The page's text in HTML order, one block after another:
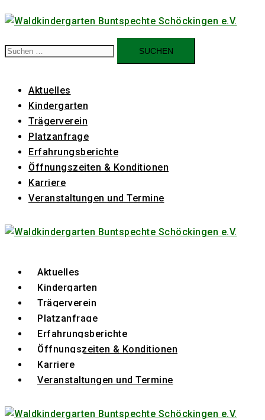
Zum
Inhalt
springen
Suchen
nach:
Aktuelles
Kindergarten
Trägerverein
Platzanfrage
Erfahrungsberichte
Öffnungszeiten & Konditionen
Karriere
Veranstaltungen und Termine
Aktuelles
Kindergarten
Trägerverein
Platzanfrage
Erfahrungsberichte
Öffnungszeiten & Konditionen
Karriere
Veranstaltungen und Termine